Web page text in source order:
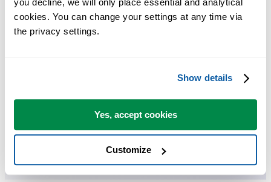
cookies. You can change your settings at any time via
the privacy settings.
Show details
Yes, accept cookies
Customize
Puoi iniziare subito. Nessuna formazione necessaria.
finiscono per usare ASAP Utilities ogni giorno.
Utilizzato da team in oltre 28.500 organizzazioni.